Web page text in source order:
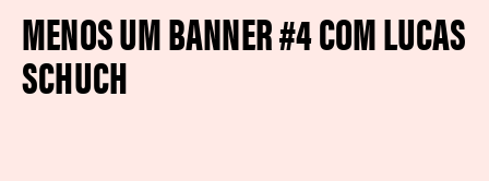
MENOS UM BANNER #4 COM LUCAS
SCHUCH